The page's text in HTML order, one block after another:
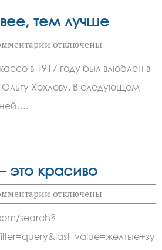
тем лучше
к
записи
Чем
некрасивее,
тем
лучше
отключены
в 1917 году был влюблен в
Хохлову. В следующем
ней….
это красиво
к
записи
Черные
зубы
–
это
отключены
search?